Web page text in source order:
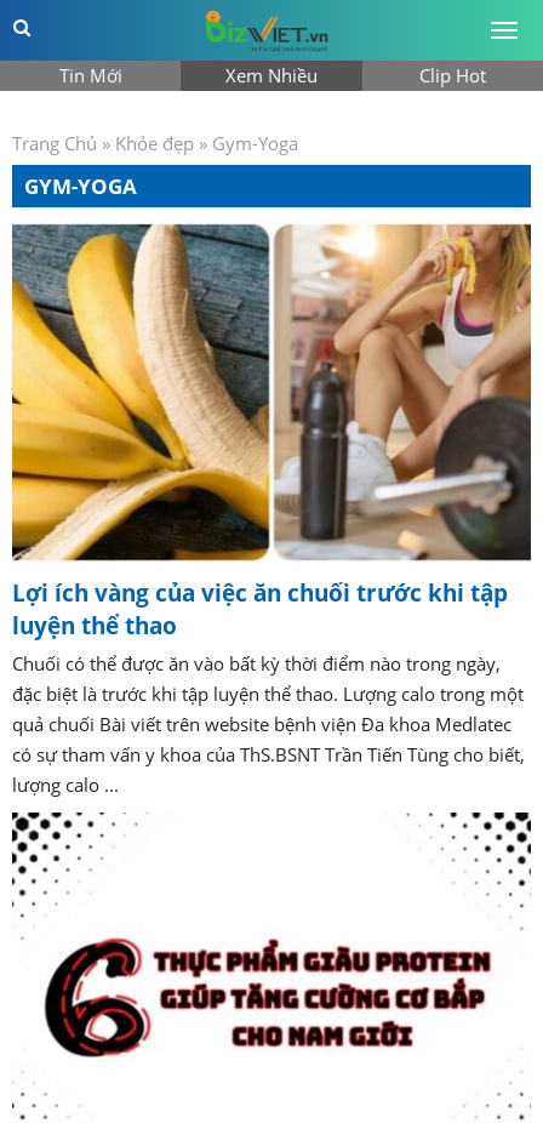
Tin Mới Xem Nhiều Clip Hot
Trang Chủ » Khỏe đẹp » Gym-Yoga
GYM-YOGA
Lợi ích vàng của việc ăn chuối trước khi tập
luyện thể thao
Chuối có thể được ăn vào bất kỳ thời điểm nào trong ngày,
đặc biệt là trước khi tập luyện thể thao. Lượng calo trong một
quả chuối Bài viết trên website bệnh viện Đa khoa Medlatec
có sự tham vấn y khoa của ThS.BSNT Trần Tiến Tùng cho biết,
lượng calo ...